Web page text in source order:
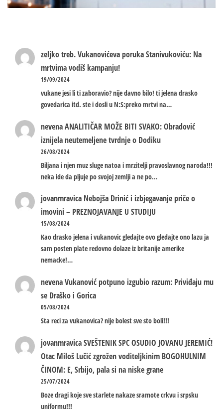
zeljko treb.Vukanovićeva poruka Stanivukoviću: Na
mrtvima vodiš kampanju!
19/09/2024
vukane jesi li ti zaboravio? nije davno bilo! ti jelena drasko
govedarica itd. ste i dosli u N:S:preko mrtvi na…
nevenaANALITIČAR MOŽE BITI SVAKO: Obradović
iznijela neutemeljene tvrdnje o Dodiku
26/08/2024
Biljana i njen muz sluge natoa i mrzitelji pravoslavnog naroda!!!
neka ide da pljuje po svojoj zemlji a ne po…
jovanmravica Nebojša Drinić i izbjegavanje priče o
imovini – PREZNOJAVANJE U STUDIJU
15/08/2024
Kao drasko jelena i vukanovic gledajte ovo gledajte ono lazu ja
sam posten plate redovno dolaze iz britanije amerike
nemacke!…
nevenaVukanović potpuno izgubio razum: Priviđaju mu
se Draško i Gorica
05/08/2024
Sta reci za vukanovica? nije bolest sve sto boli!!!
jovanmravicaSVEŠTENIK SPC OSUDIO JOVANU JEREMIĆ!
Otac Miloš Lučić zgrožen voditeljkinim BOGOHULNIM
ČINOM: E, Srbijo, pala si na niske grane
25/07/2024
Boze dragi koje sve starlete nakaze sramote crkvu i srpsku
uniformu!!!